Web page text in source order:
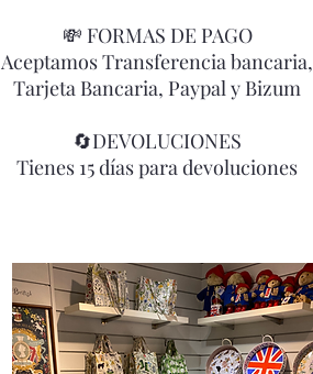
💸 FORMAS DE PAGO
Aceptamos Transferencia bancaria,
Tarjeta Bancaria, Paypal y Bizum
🔄DEVOLUCIONES
Tienes 15 días para devoluciones